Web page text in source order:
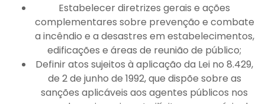
Estabelecer diretrizes gerais e ações
complementares sobre prevenção e combate
a incêndio e a desastres em estabelecimentos,
edificações e áreas de reunião de público;
Definir atos sujeitos à aplicação da Lei no 8.429,
de 2 de junho de 1992, que dispõe sobre as
sanções aplicáveis aos agentes públicos nos